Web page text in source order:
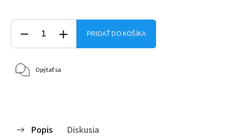
PRIDAŤ DO KOŠÍKA
Opýtať sa
Popis Diskusia